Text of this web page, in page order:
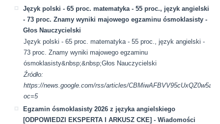
Język polski - 65 proc. matematyka - 55 proc., język angielski
- 73 proc. Znamy wyniki majowego egzaminu ósmoklasisty -
Głos Nauczycielski
Język polski - 65 proc. matematyka - 55 proc., język angielski -
73 proc. Znamy wyniki majowego egzaminu
ósmoklasisty&nbsp;&nbsp;Głos Nauczycielski
Źródło:
https://news.google.com/rss/articles/
oc=5
Egzamin ósmoklasisty 2026 z języka angielskiego
[ODPOWIEDZI EKSPERTA I ARKUSZ CKE] - Wiadomości